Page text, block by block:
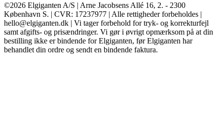
©2026 Elgiganten A/S | Arne Jacobsens Allé 16, 2. - 2300
København S. | CVR: 17237977 | Alle rettigheder forbeholdes |
hello@elgiganten.dk | Vi tager forbehold for tryk- og korrekturfejl
samt afgifts- og prisændringer. Vi gør i øvrigt opmærksom på at din
bestilling ikke er bindende for Elgiganten, før Elgiganten har
behandlet din ordre og sendt en bindende faktura.